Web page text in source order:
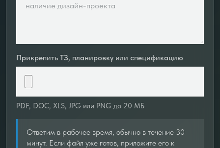
Прикрепить ТЗ, планировку или спецификацию
PDF, DOC, XLS, JPG или PNG до 20 МБ
Ответим в рабочее время, обычно в течение 30
минут. Если файл уже готов, приложите его к